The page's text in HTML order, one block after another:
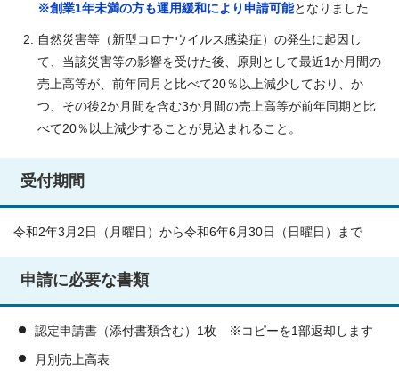
※創業1年未満の方も運用緩和により申請可能となりました
自然災害等（新型コロナウイルス感染症）の発生に起因し
て、当該災害等の影響を受けた後、原則として最近1か月間の
売上高等が、前年同月と比べて20％以上減少しており、か
つ、その後2か月間を含む3か月間の売上高等が前年同期と比
べて20％以上減少することが見込まれること。
受付期間
令和2年3月2日（月曜日）から令和6年6月30日（日曜日）まで
申請に必要な書類
認定申請書（添付書類含む）1枚 ※コピーを1部返却します
月別売上高表